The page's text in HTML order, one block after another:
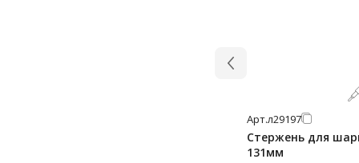
Арт.л29197
Стержень для
131мм